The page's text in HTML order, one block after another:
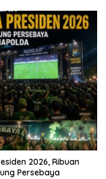
2026, Ribuan
Persebaya